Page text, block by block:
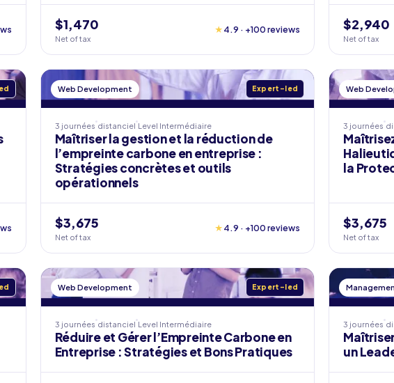
$1,470
Net of tax
★ 4.9 · +100 reviews $2,940
Net of tax
Web Development Expert-led
3 journées distanciel Level Intermédiaire
Maîtriser la gestion et la réduction de
l’empreinte carbone en entreprise :
Stratégies concrètes et outils
opérationnels
$3,675
Net of tax
★ 4.9 · +100 reviews
Web
3 journées
la
$3,675
Net of tax
Web Development Expert-led
3 journées distanciel Level Intermédiaire
Réduire et Gérer l’Empreinte Carbone en
Entreprise : Stratégies et Bons Pratiques
3 journées
un